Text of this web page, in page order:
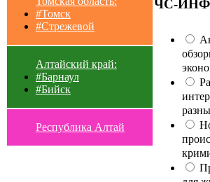
#Томск
#Стрежевой
Алтайский край:
#Барнаул
#Бийск
Республика Алтай
ЧС-